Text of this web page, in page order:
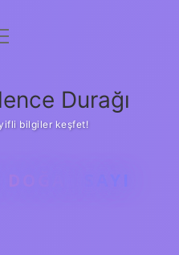
Durağı
bilgiler keşfet!
SAYI